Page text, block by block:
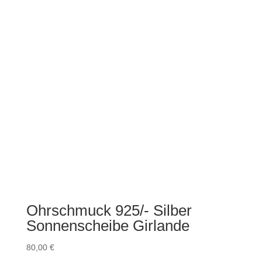
Ohrschmuck 925/- Silber
Sonnenscheibe Girlande
80,00 €